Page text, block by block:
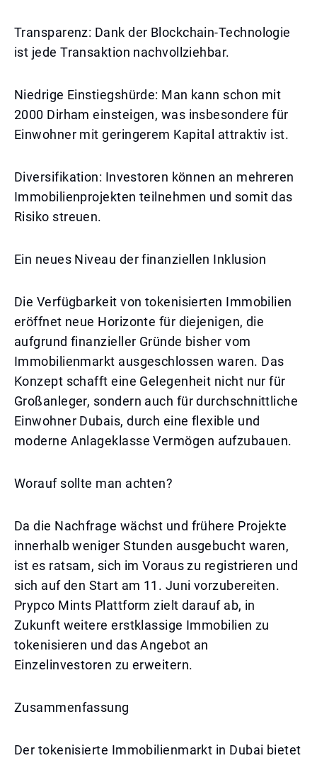
Transparenz: Dank der Blockchain-Technologie
ist jede Transaktion nachvollziehbar.
Niedrige Einstiegshürde: Man kann schon mit
2000 Dirham einsteigen, was insbesondere für
Einwohner mit geringerem Kapital attraktiv ist.
Diversifikation: Investoren können an mehreren
Immobilienprojekten teilnehmen und somit das
Risiko streuen.
Ein neues Niveau der finanziellen Inklusion
Die Verfügbarkeit von tokenisierten Immobilien
eröffnet neue Horizonte für diejenigen, die
aufgrund finanzieller Gründe bisher vom
Immobilienmarkt ausgeschlossen waren. Das
Konzept schafft eine Gelegenheit nicht nur für
Großanleger, sondern auch für durchschnittliche
Einwohner Dubais, durch eine flexible und
moderne Anlageklasse Vermögen aufzubauen.
Worauf sollte man achten?
Da die Nachfrage wächst und frühere Projekte
innerhalb weniger Stunden ausgebucht waren,
ist es ratsam, sich im Voraus zu registrieren und
sich auf den Start am 11. Juni vorzubereiten.
Prypco Mints Plattform zielt darauf ab, in
Zukunft weitere erstklassige Immobilien zu
tokenisieren und das Angebot an
Einzelinvestoren zu erweitern.
Zusammenfassung
Der tokenisierte Immobilienmarkt in Dubai bietet